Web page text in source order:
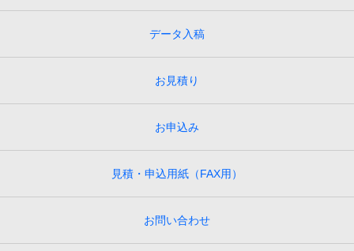
データ入稿
お見積り
お申込み
見積・申込用紙（FAX用）
お問い合わせ